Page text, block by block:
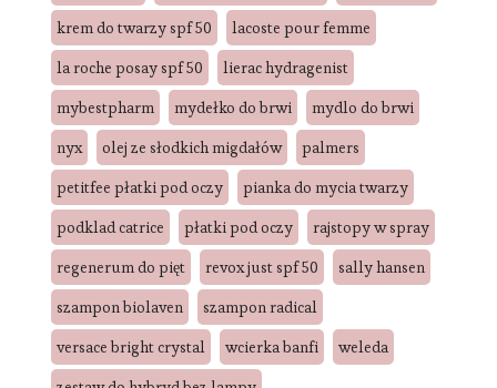
krem do twarzy spf 50
lacoste pour femme
la roche posay spf 50
lierac hydragenist
mybestpharm
mydełko do brwi
mydlo do brwi
nyx
olej ze słodkich migdałów
palmers
petitfee płatki pod oczy
pianka do mycia twarzy
podklad catrice
płatki pod oczy
rajstopy w spray
regenerum do pięt
revox just spf 50
sally hansen
szampon biolaven
szampon radical
versace bright crystal
wcierka banfi
weleda